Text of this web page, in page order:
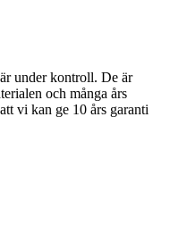
under kontroll. De är
och många års
vi kan ge 10 års garanti